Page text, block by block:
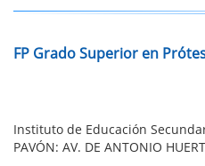
FP Grado Superior en
Instituto de Educación
PAVÓN: AV. DE ANTONIO